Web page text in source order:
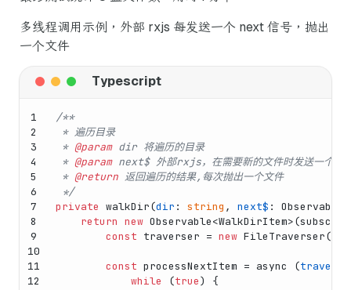
多线程调用示例，外部 rxjs 每发送一个 next 信号，抛出
一个文件
1
2
3
4
5
6
7
8
9
10
11
12
/**
* 遍历目录
* @param dir 将遍历的目录
* @param next$ 外部rxjs，在需要新的文件时发送一个
* @return 返回遍历的结果,每次抛出一个文件
*/
private
walkDir(dir : string , next$ : Observable
return
new Observable<WalkDirItem>(
const traverser = new FileTraverser().
const processNextItem = async (
while
(true) {